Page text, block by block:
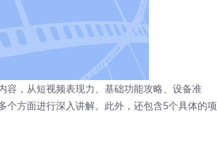
容，从短视频表现力、基础功能攻略、设备准
方面进行深入讲解。此外，还包含5个具体的项